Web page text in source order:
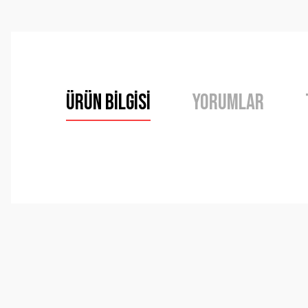
Ürün Bilgisi Yorumlar